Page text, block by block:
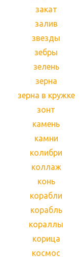
закат
залив
звезды
зебры
зелень
зерна
зерна в кружке
зонт
камень
камни
колибри
коллаж
конь
корабли
корабль
кораллы
корица
космос